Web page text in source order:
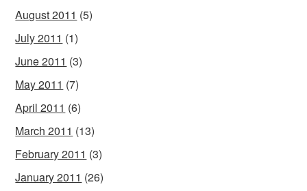
August 2011 (5)
July 2011 (1)
June 2011 (3)
May 2011 (7)
April 2011 (6)
March 2011 (13)
February 2011 (3)
January 2011 (26)